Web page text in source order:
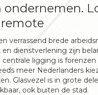
ondernemen.
verrassend brede
dienstverlening zijn
ligging is forenzen
meer Nederlanders
Glasvezel is in grote
ook buiten de stad.